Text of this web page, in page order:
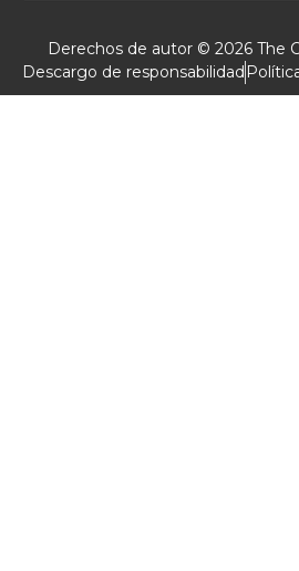
Derechos de autor © 2026 The
Descargo de responsabilidad